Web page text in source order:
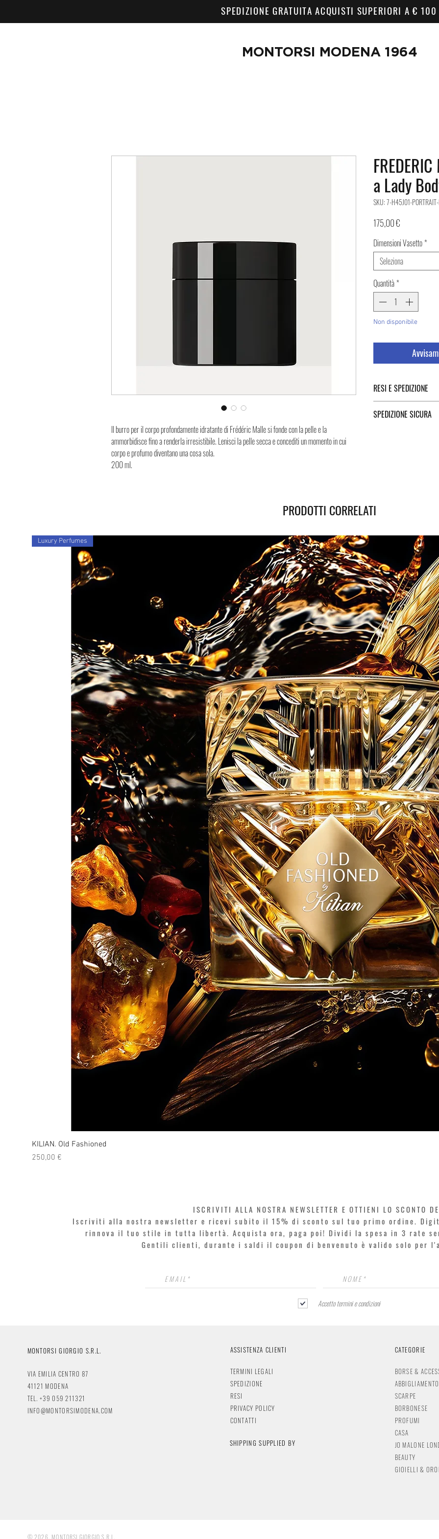
SPEDIZIONE GRATUITA ACQUISTI SUPERIORI A € 100
MONTORSI MODENA 1964
Il burro per il corpo profondamente idratante di Frédéric Malle si fonde con la pelle e la
ammorbidisce fino a renderla irresistibile. Lenisci la pelle secca e concediti un momento in cui
corpo e profumo diventano una cosa sola.
200 ml.
a Lady
SKU: 7-H45J01-
175,00 €
Dimensioni Vasetto*
Seleziona
Quantità*
Non disponibile
RESI E SPEDIZIONE
Spedizione cliccando i
SPEDIZIONE SICURA
PRODOTTI CORRELATI
Luxury Perfumes
KILIAN. Old Fashioned
Prezzo
250,00 €
ISCRIVITI ALLA NOSTRA NEWSLETTER E OTTIENI LO SCONTO
Iscriviti alla nostra newsletter e ricevi subito il 15% di sconto sul tuo primo ordine. Digita
rinnova il tuo stile in tutta libertà. Acquista ora, paga poi! Dividi la spesa in 3 rate
Gentili clienti, durante i saldi il coupon di benvenuto è valido solo per
Accetto termini e condizioni
MONTORSI GIORGIO S.R.L.
VIA EMILIA CENTRO 87
41121 MODENA
TEL. +39 059 211321
INFO@MONTORSIMODENA.COM
ASSISTENZA CLIENTI
TERMINI LEGALI
SPEDIZIONE
RESI
PRIVACY POLICY
CONTATTI
SHIPPING SUPPLIED BY
CATEGORIE
BORSE &
ABBIGLIAMENTO
SCARPE
BORBONESE
PROFUMI
CASA
JO MALONE
BEAUTY
GIOIELLI &
© 2026, MONTORSI GIORGIO S.R.L.